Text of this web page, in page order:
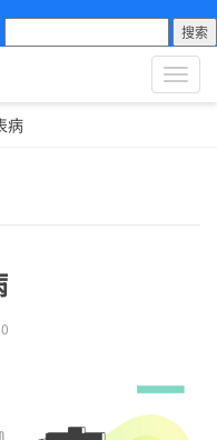
搜索
导
航
病